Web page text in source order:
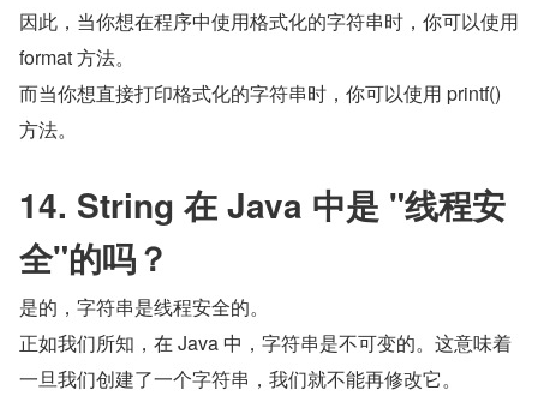
因此，当你想在程序中使用格式化的字符串时，你可以使用
format 方法。
而当你想直接打印格式化的字符串时，你可以使用 printf()
方法。
14. String 在 Java 中是 "线程安
全"的吗？
是的，字符串是线程安全的。
正如我们所知，在 Java 中，字符串是不可变的。这意味着
一旦我们创建了一个字符串，我们就不能再修改它。